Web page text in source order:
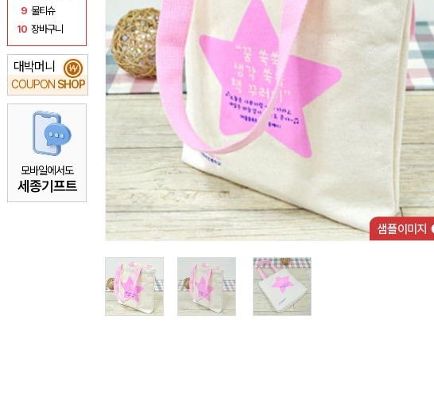
9 물티슈
10 장바구니
대박머니
COUPON SHOP
₩
모바일에서도
세종기프트